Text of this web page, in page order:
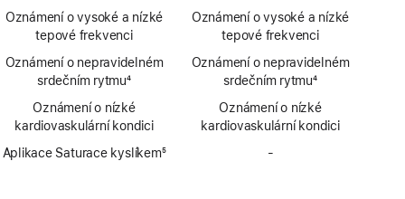
Poznámka
Oznámení o vysoké a nízké
tepové frekvenci
Oznámení o nepravidelném
srdečním rytmu
Poznámka
4
Oznámení o nízké
kardiovaskulární kondici
Aplikace Saturace kyslíkem5
aplikace
EKG
Oznámení o vysoké a nízké
tepové frekvenci
Oznámení o nepravidelném
srdečním rytmu
Poznámka
4
Oznámení o nízké
kardiovaskulární kondici
-